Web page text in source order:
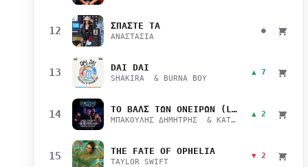
12 ΣΠΑΣΤΕ ΤΑ
ΑΝΑΣΤΑΣΙΑ
●
13 DAI DAI
SHAKIRA & BURNA BOY
▲ 7
14 ΤΟ ΒΑΛΣ ΤΩΝ ΟΝΕΙΡΩΝ (LIVE)
ΜΠΑΚΟΥΛΗΣ ΔΗΜΗΤΡΗΣ & ΚΑΤΣΙΜΙΧΑ ΜΑΡΙΑΝΑ
▲ 2
15 THE FATE OF OPHELIA
TAYLOR SWIFT
▼ 2